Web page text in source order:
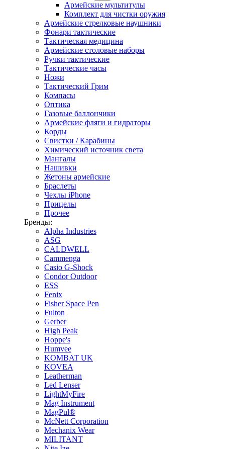
Армейские мультитулы
Комплект для чистки оружия
Армейские стрелковые наушники
Фонари тактические
Тактическая медицина
Армейские столовые наборы
Ручки тактические
Тактические часы
Ножи
Тактический Грим
Компасы
Оптика
Газовые баллончики
Армейские фляги и гидраторы
Корды
Свистки / Карабины
Химический источник света
Мангалы
Нашивки
Жетоны армейские
Браслеты
Чехлы iPhone
Прицелы
Прочее
Бренды:
Alpha Industries
ASG
CALDWELL
Cammenga
Casio G-Shock
Condor Outdoor
ESS
Fenix
Fisher Space Pen
Fulton
Gerber
High Peak
Hoppe's
Humvee
KOMBAT UK
KOVEA
Leatherman
Led Lenser
LightMyFire
Mag Instrument
MagPul®
McNett Corporation
Mechanix Wear
MILITANT